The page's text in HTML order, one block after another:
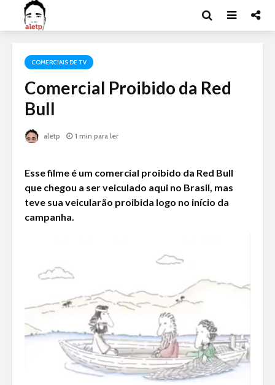
COMERCIAIS DE TV
Comercial Proibido da Red
Bull
aletp 1 min para ler
Esse filme é um comercial proibido da Red Bull
que chegou a ser veiculado aqui no Brasil, mas
teve sua veicularão proibida logo no início da
campanha.